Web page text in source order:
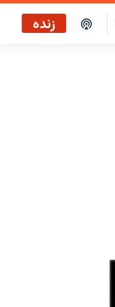
زنده